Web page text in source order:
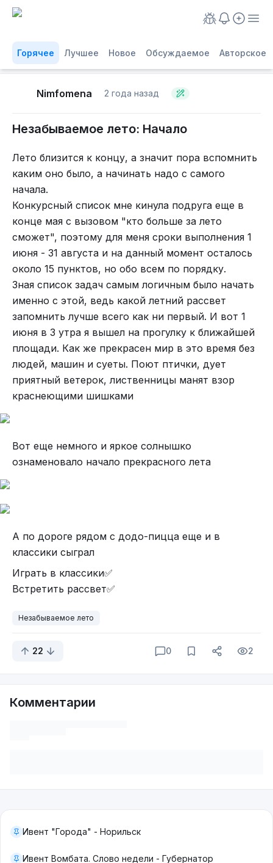
Горячее Лучшее Новое Обсуждаемое Авторское
Nimfomena 2 года назад
Незабываемое лето: Начало
Лето близится к концу, а значит пора вспомнить
каким оно было, а начинать надо с самого
начала.
Конкурсный список мне кинула подруга еще в
конце мая с вызовом "кто больше за лето
сможет", поэтому для меня сроки выполнения 1
июня - 31 августа и на данный момент осталось
около 15 пунктов, но обо всем по порядку.
Зная список задач самым логичным было начать
именно с этой, ведь какой летний рассвет
запомнить лучше всего как ни первый. И вот 1
июня в 3 утра я вышел на прогулку к ближайшей
площади. Как же прекрасен мир в это время без
людей, машин и суеты. Поют птички, дует
приятный ветерок, лиственницы манят взор
краснеющими шишками
Вот еще немного и яркое солнышко
ознаменовало начало прекрасного лета
А по дороге рядом с додо-пицца еще и в
классики сыграл
Играть в классики✅
Встретить рассвет✅
Незабываемое лето
22 0 2
Комментарии
Ивент "Города" - Норильск
Ивент Вомбата. Слово недели - Губернатор